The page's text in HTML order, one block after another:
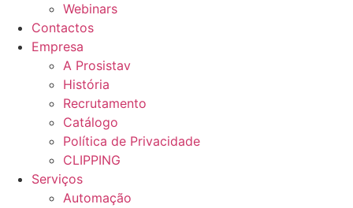
Webinars
Contactos
Empresa
A Prosistav
História
Recrutamento
Catálogo
Política de Privacidade
CLIPPING
Serviços
Automação